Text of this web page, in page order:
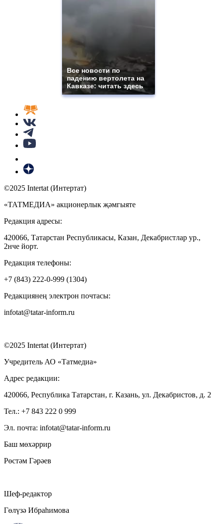
Все новости по
падению вертолета на
Кавказе: читать здесь
©2025 Intertat (Интертат)
«ТАТМЕДИА» акционерлык җәмгыяте
Редакция адресы:
420066, Татарстан Республикасы, Казан, Декабристлар ур.,
2нче йорт.
Редакция телефоны:
+7 (843) 222-0-999 (1304)
Редакциянең электрон почтасы:
infotat@tatar-inform.ru
©2025 Intertat (Интертат)
Учредитель АО «Татмедиа»
Адрес редакции:
420066, Республика Татарстан, г. Казань, ул. Декабристов, д. 2
Тел.: +7 843 222 0 999
Эл. почта: infotat@tatar-inform.ru
Баш мөхәррир
Рөстәм Гәрәев
Шеф-редактор
Гөлүзә Ибраһимова